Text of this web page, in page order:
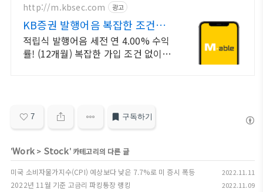
http://m.kbsec.com 광고
KB증권 발행어음 복잡한 조건없
이 누구나
적립식 발행어음 세전 연 4.00% 수익
률! (12개월) 복잡한 가입 조건 없이
7 구독하기
'Work > Stock' 카테고리의 다른 글
미국 소비자물가지수(CPI) 예상보다 낮은 7.7%로 미 증시 폭등 2022.11.11
2022년 11월 기준 고금리 파킹통장 랭킹 2022.11.09